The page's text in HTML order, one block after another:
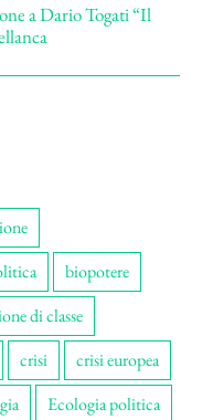
a Dario Togati “Il
biopotere
di classe
crisi
crisi europea
Ecologia politica